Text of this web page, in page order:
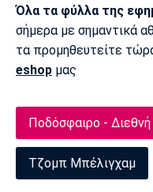
Όλα τα φύλλα της
σήμερα με σημαντικά
τα προμηθευτείτε
eshop μας
Ποδόσφαιρο - Διεθνή
Τζομπ Μπέλιγχαμ